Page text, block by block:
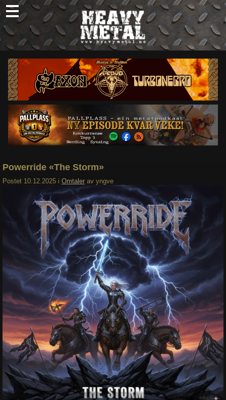
Skip
to
content
Nyheter
Omtaler
Intervjuer
Om oss
Abonner
Søk
Powerride «The Storm»
Postet 10.12.2025 i Omtaler av yngve